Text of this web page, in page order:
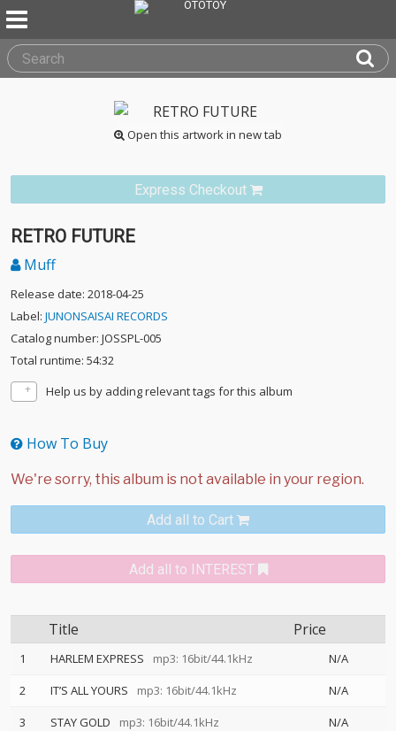
Open this artwork in new tab
Express Checkout
RETRO FUTURE
Muff
Release date: 2018-04-25
Label: JUNONSAISAI RECORDS
Catalog number: JOSSPL-005
Total runtime: 54:32
Help us by adding relevant tags for this album
How To Buy
Add all to Cart
Add all to INTEREST
Title Price
1 HARLEM EXPRESS mp3: 16bit/44.1kHz
N/A
2
IT’S ALL YOURS mp3: 16bit/44.1kHz
N/A
3
STAY GOLD mp3: 16bit/44.1kHz
N/A